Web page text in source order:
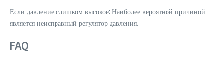
Если давление слишком высокое: Наиболее вероятной причиной
является неисправный регулятор давления.
FAQ